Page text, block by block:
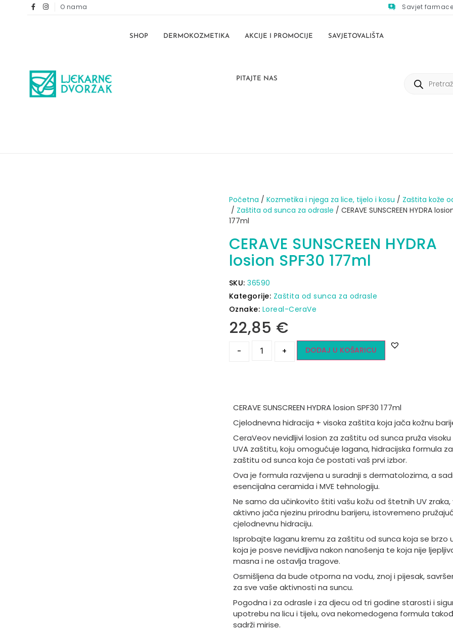
O nama Savjet
SHOP DERMOKOZMETIKA AKCIJE I PROMOCIJE SAVJETOVALIŠTA
PITAJTE NAS
Početna / Kozmetika i njega za lice, tijelo i kosu / Zaštita kože
/ Zaštita od sunca za odrasle / CERAVE SUNSCREEN HYDRA
177ml
CERAVE SUNSCREEN HYDRA
losion SPF30 177ml
SKU: 36590
Kategorije: Zaštita od sunca za odrasle
Oznake: Loreal-CeraVe
22,85 €
- + DODAJ U KOŠARICU
CERAVE SUNSCREEN HYDRA losion SPF30 177ml
Cjelodnevna hidracija + visoka zaštita koja jača kožnu
CeraVeov nevidljivi losion za zaštitu od sunca pruža visoku
UVA zaštitu, koju omogućuje lagana, hidracijska formula za
zaštitu od sunca koja će postati vaš prvi izbor.
Ova je formula razvijena u suradnji s dermatolozima, a
esencijalna ceramida i MVE tehnologiju.
Ne samo da učinkovito štiti vašu kožu od štetnih UV zraka,
aktivno jača njezinu prirodnu barijeru, istovremeno
cjelodnevnu hidraciju.
Isprobajte laganu kremu za zaštitu od sunca koja se brzo
koja je posve nevidljiva nakon nanošenja te koja nije
masna i ne ostavlja tragove.
Osmišljena da bude otporna na vodu, znoj i pijesak,
za sve vaše aktivnosti na suncu.
Pogodna i za odrasle i za djecu od tri godine starosti i
upotrebu na licu i tijelu, ova nekomedogena formula
sadrži mirise.